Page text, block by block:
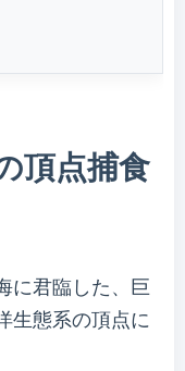
頂点捕食
に君臨した、巨
生態系の頂点に